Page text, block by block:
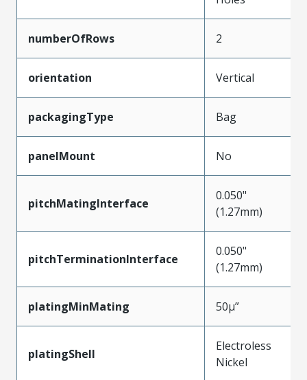
numberOfRows 2
orientation Vertical
packagingType Bag
panelMount No
pitchMatingInterface
0.050"
(1.27mm)
pitchTerminationInterface
0.050"
(1.27mm)
platingMinMating 50µ”
platingShell
Electroless
Nickel